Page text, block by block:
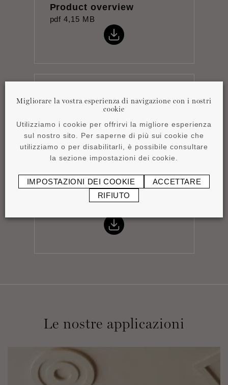
Product overview
pdf 4,15 MB
Istruzioni per
l'installazione
pdf 0,43 MB
Scheda tecnica
Le nostre applicazioni
Migliorare la vostra esperienza di navigazione con i nostri
cookie
Utilizziamo i cookie per offrirvi la migliore esperienza
sul nostro sito. Per saperne di più sui cookie che
utilizziamo o per disabilitarli, è possibile consultare
la sezione impostazioni dei cookie.
IMPOSTAZIONI DEI COOKIE
ACCETTARE
RIFIUTO